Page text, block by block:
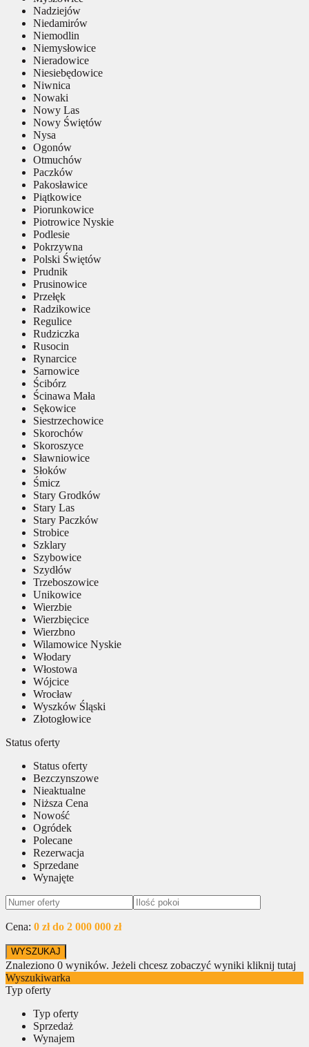
Nadziejów
Niedamirów
Niemodlin
Niemysłowice
Nieradowice
Niesiebędowice
Niwnica
Nowaki
Nowy Las
Nowy Świętów
Nysa
Ogonów
Otmuchów
Paczków
Pakosławice
Piątkowice
Piorunkowice
Piotrowice Nyskie
Podlesie
Pokrzywna
Polski Świętów
Prudnik
Prusinowice
Przełęk
Radzikowice
Regulice
Rudziczka
Rusocin
Rynarcice
Sarnowice
Ścibórz
Ścinawa Mała
Sękowice
Siestrzechowice
Skorochów
Skoroszyce
Sławniowice
Słoków
Śmicz
Stary Grodków
Stary Las
Stary Paczków
Strobice
Szklary
Szybowice
Szydłów
Trzeboszowice
Unikowice
Wierzbie
Wierzbięcice
Wierzbno
Wilamowice Nyskie
Włodary
Włostowa
Wójcice
Wrocław
Wyszków Śląski
Złotogłowice
Status oferty
Status oferty
Bezczynszowe
Nieaktualne
Niższa Cena
Nowość
Ogródek
Polecane
Rezerwacja
Sprzedane
Wynajęte
Cena: 0 zł do 2 000 000 zł
Znaleziono 0 wyników. Jeżeli chcesz zobaczyć wyniki kliknij tutaj
Wyszukiwarka
Typ oferty
Typ oferty
Sprzedaż
Wynajem